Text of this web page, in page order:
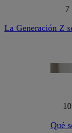
7
La Generación Z
Qué